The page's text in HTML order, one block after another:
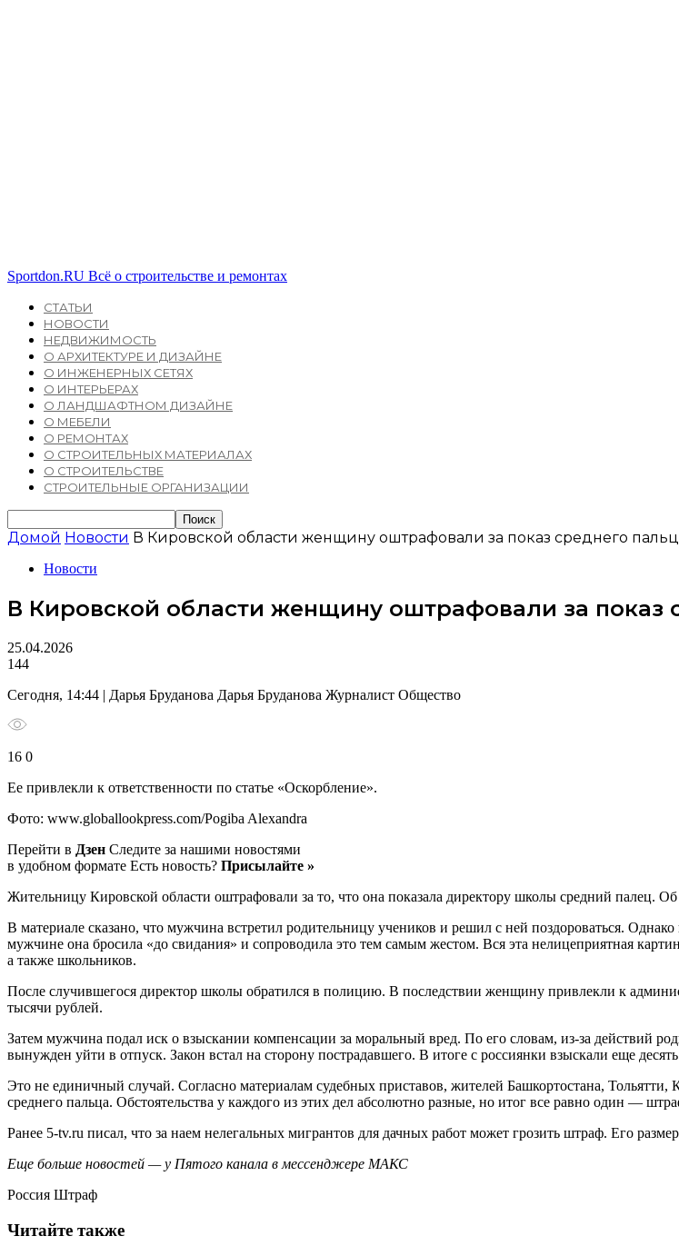
Sportdon.RU Всё о строительстве и ремонтах
СТАТЬИ
НОВОСТИ
НЕДВИЖИМОСТЬ
О АРХИТЕКТУРЕ И ДИЗАЙНЕ
О ИНЖЕНЕРНЫХ СЕТЯХ
О ИНТЕРЬЕРАХ
О ЛАНДШАФТНОМ ДИЗАЙНЕ
О МЕБЕЛИ
О РЕМОНТАХ
О СТРОИТЕЛЬНЫХ МАТЕРИАЛАХ
О СТРОИТЕЛЬСТВЕ
СТРОИТЕЛЬНЫЕ ОРГАНИЗАЦИИ
Домой Новости В Кировской области женщину оштрафовали за показ среднего
Новости
В Кировской области женщину оштрафовали за показ
25.04.2026
144
Сегодня, 14:44 | Дарья Бруданова Дарья Бруданова Журналист Общество
16 0
Ее привлекли к ответственности по статье «Оскорбление».
Фото: www.globallookpress.com/Pogiba Alexandra
Перейти в Дзен Следите за нашими новостями
в удобном формате Есть новость? Присылайте »
Жительницу Кировской области оштрафовали за то, что она показала директору школы средний палец.
В материале сказано, что мужчина встретил родительницу учеников и решил с ней поздороваться.
мужчине она бросила «до свидания» и сопроводила это тем самым жестом. Вся эта нелицеприятная
а также школьников.
После случившегося директор школы обратился в полицию. В последствии женщину привлекли к
тысячи рублей.
Затем мужчина подал иск о взыскании компенсации за моральный вред. По его словам, из-за действий
вынужден уйти в отпуск. Закон встал на сторону пострадавшего. В итоге с россиянки взыскали еще
Это не единичный случай. Согласно материалам судебных приставов, жителей Башкортостана,
среднего пальца. Обстоятельства у каждого из этих дел абсолютно разные, но итог все равно один —
Ранее 5-tv.ru писал, что за наем нелегальных мигрантов для дачных работ может грозить штраф. Его
Еще больше новостей — у Пятого канала в мессенджере МАКС
Россия Штраф
Читайте также